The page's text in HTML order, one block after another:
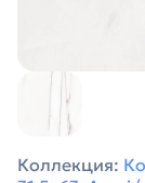
Коллекция: